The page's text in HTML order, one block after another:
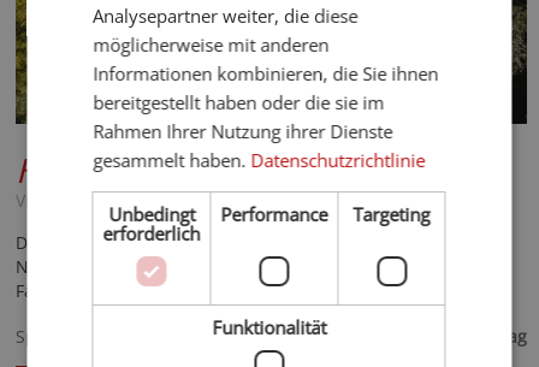
Hotel Sand****S
Vinschgau - Kastelbell - Tschars
Das familiengeführte Wander- und Bike-Hotel in Tschars bei
Naturns bietet Wanderern, Velofahrern, Mountainbikern und
Familien unvergessliche Aktiv- und Genuss-Momente.
Spezialisiert auf
pro Tag
Analysepartner weiter, die diese
möglicherweise mit anderen
Informationen kombinieren, die Sie ihnen
bereitgestellt haben oder die sie im
Rahmen Ihrer Nutzung ihrer Dienste
gesammelt haben. Datenschutzrichtlinie
Unbedingt
erforderlich
Performance Targeting
Funktionalität